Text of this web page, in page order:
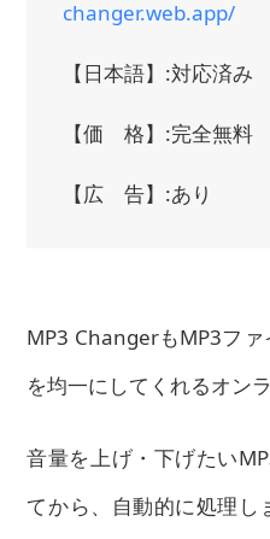
changer.web.app/
【日本語】:対応済み
【価 格】:完全無料
【広 告】:あり
MP3 ChangerもMP3ファ
を均一にしてくれるオン
音量を上げ・下げたい
てから、自動的に処理し